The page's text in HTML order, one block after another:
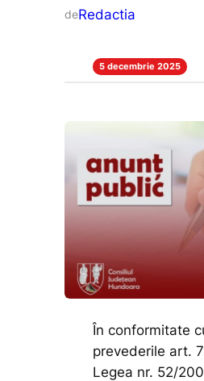
deRedactia
5 decembrie 2025
În conformitate
prevederile art.
Legea nr. 52/